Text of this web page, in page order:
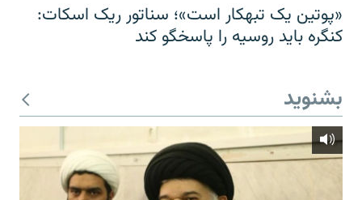
«پوتین یک تبهکار است»؛ سناتور ریک اسکات:
کنگره باید روسیه را پاسخگو کند
بشنوید